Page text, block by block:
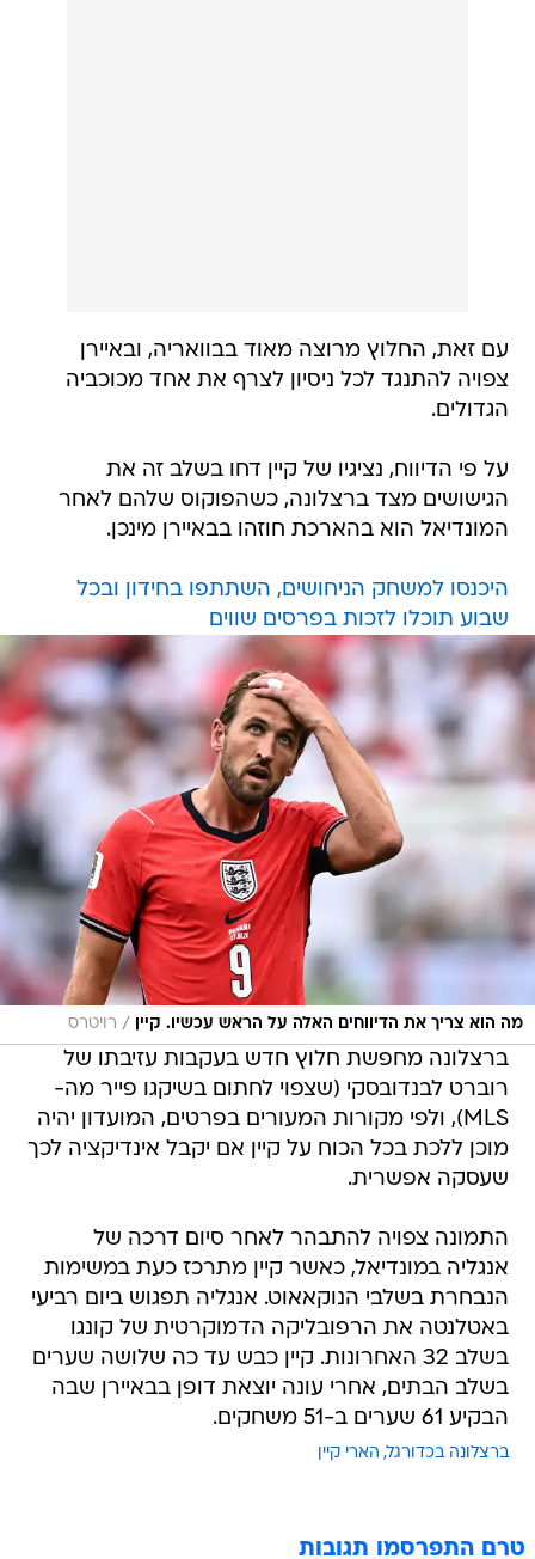
עם זאת, החלוץ מרוצה מאוד בבוואריה, ובאיירן
צפויה להתנגד לכל ניסיון לצרף את אחד מכוכביה
הגדולים.
על פי הדיווח, נציגיו של קיין דחו בשלב זה את
הגישושים מצד ברצלונה, כשהפוקוס שלהם לאחר
המונדיאל הוא בהארכת חוזהו בבאיירן מינכן.
היכנסו למשחק הניחושים, השתתפו בחידון ובכל
שבוע תוכלו לזכות בפרסים שווים
מה הוא צריך את הדיווחים האלה על הראש עכשיו. קיין / רויטרס
ברצלונה מחפשת חלוץ חדש בעקבות עזיבתו של
רוברט לבנדובסקי (שצפוי לחתום בשיקגו פייר מה-
MLS), ולפי מקורות המעורים בפרטים, המועדון יהיה
מוכן ללכת בכל הכוח על קיין אם יקבל אינדיקציה לכך
שעסקה אפשרית.
התמונה צפויה להתבהר לאחר סיום דרכה של
אנגליה במונדיאל, כאשר קיין מתרכז כעת במשימות
הנבחרת בשלבי הנוקאאוט. אנגליה תפגוש ביום רביעי
באטלנטה את הרפובליקה הדמוקרטית של קונגו
בשלב 32 האחרונות. קיין כבש עד כה שלושה שערים
בשלב הבתים, אחרי עונה יוצאת דופן בבאיירן שבה
הבקיע 61 שערים ב-51 משחקים.
ברצלונה בכדורגל הארי קיין
טרם התפרסמו תגובות